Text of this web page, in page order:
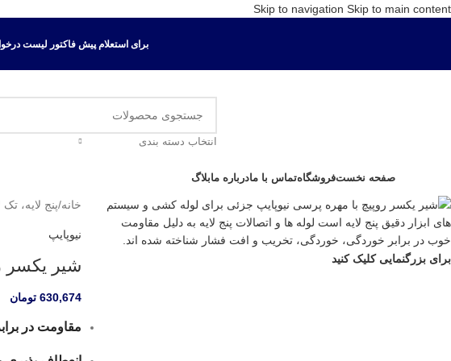
Skip to navigation Skip to main content
برای استعلام پیش فاکتور لیست درخواستی خود
انتخاب دسته بندی
صفحه نخستفروشگاهتماس با مادرباره مابلاگ
برای بزرگنمایی کلیک کنید
خانه/پنج لایه، تک
نیوپایپ
شیر یکسر
630,674 تومان
مقاومت در